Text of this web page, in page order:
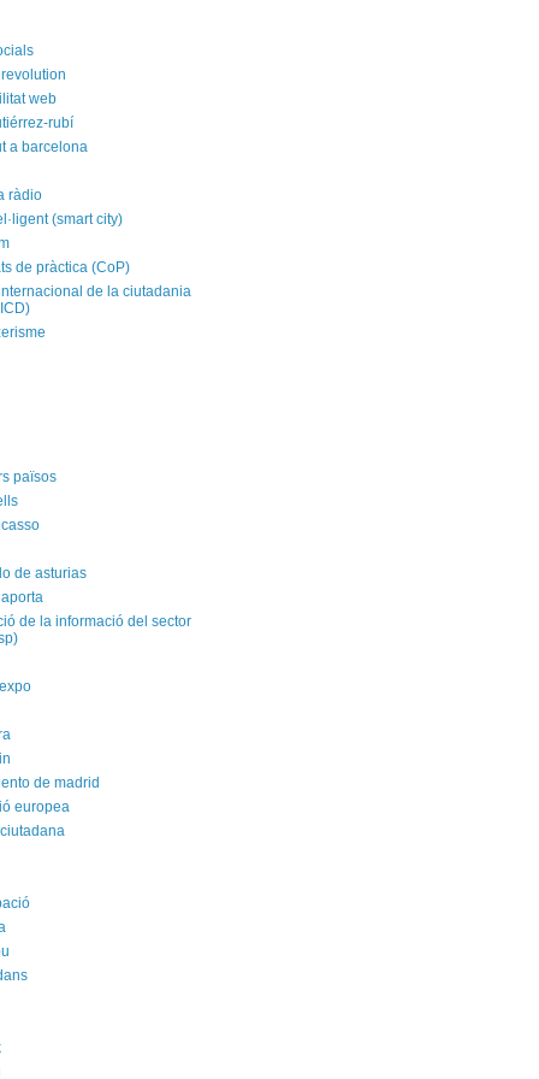
web
rubí
a barcelona
ràdio
(smart city)
de pràctica (CoP)
de la ciutadania
països
de asturias
de la informació del sector
de madrid
europea